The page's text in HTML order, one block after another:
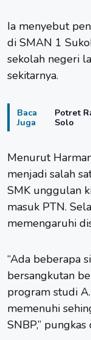
Ia menyebut
di SMAN 1
sekolah negeri
sekitarnya.
Baca
Juga
Potret
Solo
Menurut
menjadi salah
SMK unggulan
masuk PTN.
memengaruhi
“Ada beberapa
bersangkutan
program studi
memenuhi
SNBP,” pungkas